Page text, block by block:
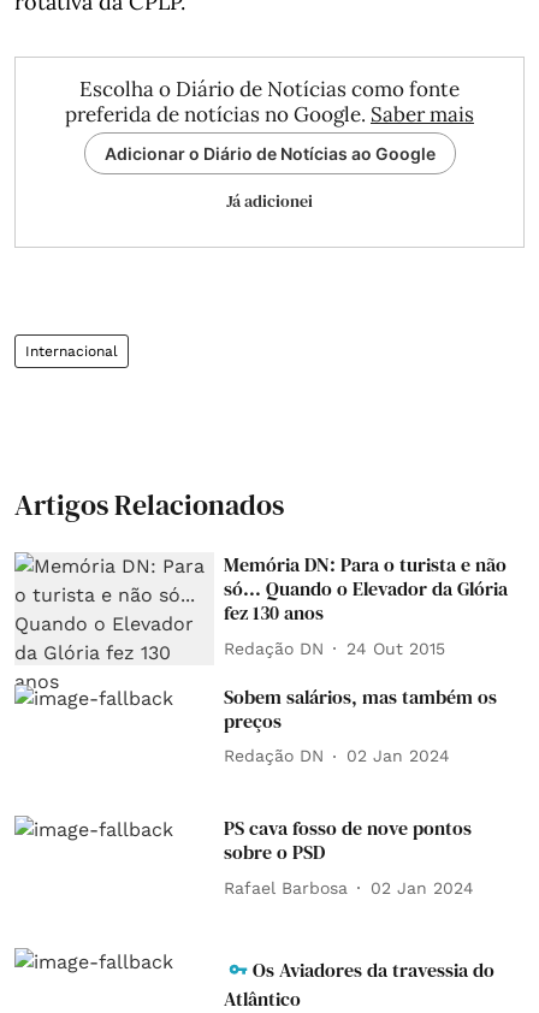
Escolha o Diário de Notícias como fonte
preferida de notícias no Google. Saber mais
Adicionar o Diário de Notícias ao Google
Já adicionei
Internacional
Artigos Relacionados
Memória DN: Para o turista e não
só... Quando o Elevador da Glória
fez 130 anos
Redação DN 24 Out 2015
Sobem salários, mas também os
preços
Redação DN 02 Jan 2024
PS cava fosso de nove pontos
sobre o PSD
Rafael Barbosa 02 Jan 2024
Os Aviadores da travessia do
Atlântico